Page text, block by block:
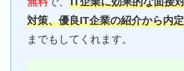
対策、優良IT企業の紹介から内
までもしてくれます。